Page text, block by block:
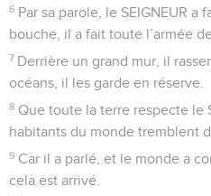
6 Par sa parole, le SEIGNEUR a
bouche, il a fait toute l’armée
7 Derrière un grand mur, il
océans, il les garde en réserve.
8 Que toute la terre respecte le
habitants du monde tremblent
9 Car il a parlé, et le monde a
cela est arrivé.